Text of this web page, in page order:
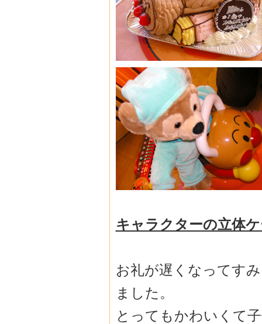
キャラクターの立体
お礼が遅くなってす
ました。
とってもかわいくて